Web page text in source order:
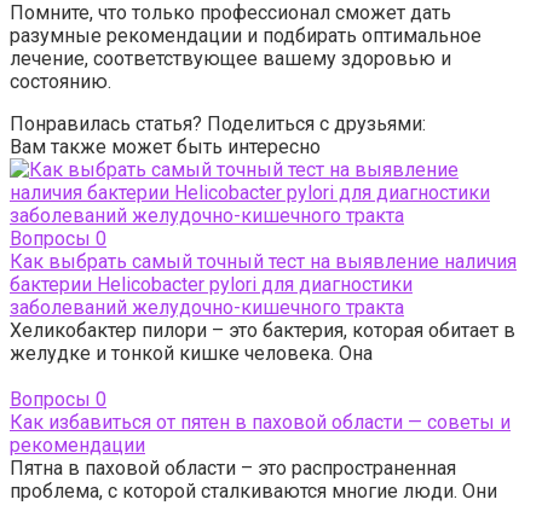
Помните, что только профессионал сможет дать
разумные рекомендации и подбирать оптимальное
лечение, соответствующее вашему здоровью и
состоянию.
Понравилась статья? Поделиться с друзьями:
Вам также может быть интересно
Вопросы 0
Как выбрать самый точный тест на выявление наличия
бактерии Helicobacter pylori для диагностики
заболеваний желудочно-кишечного тракта
Хеликобактер пилори – это бактерия, которая обитает в
желудке и тонкой кишке человека. Она
Вопросы 0
Как избавиться от пятен в паховой области — советы и
рекомендации
Пятна в паховой области – это распространенная
проблема, с которой сталкиваются многие люди. Они